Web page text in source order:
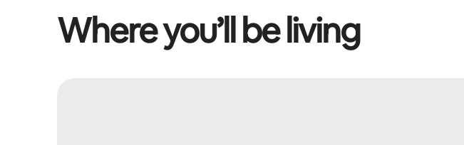
Where you’ll be living